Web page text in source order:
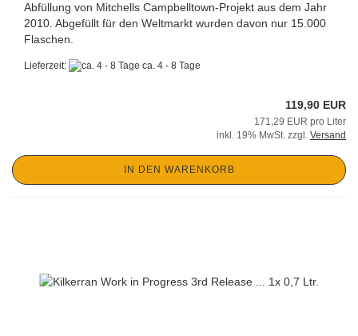
Abfüllung von Mitchells Campbelltown-Projekt aus dem Jahr
2010. Abgefüllt für den Weltmarkt wurden davon nur 15.000
Flaschen.
Lieferzeit: ca. 4 - 8 Tage
119,90 EUR
171,29 EUR pro Liter
inkl. 19% MwSt. zzgl. Versand
IN DEN WARENKORB